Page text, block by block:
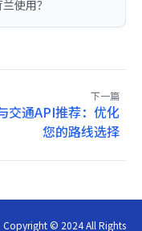
使用？
下一篇
交通API推荐：优化
您的路线选择
Copyright © 2024 All Rights